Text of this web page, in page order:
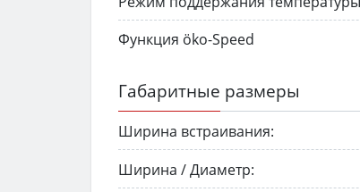
Функция öko-Speed
Габаритные размеры
Ширина встраивания:
Ширина / Диаметр: